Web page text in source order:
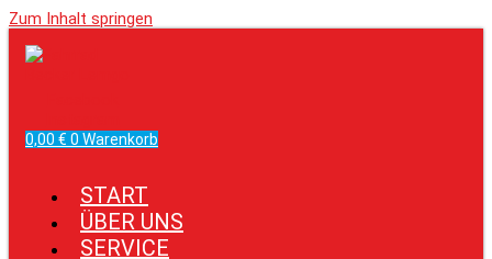
Zum Inhalt springen
0,00 € 0 Warenkorb
START
ÜBER UNS
SERVICE